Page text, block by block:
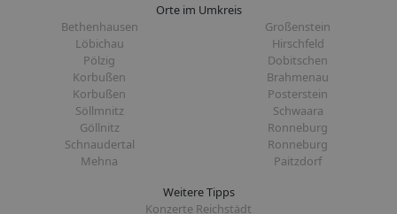
Orte im Umkreis
Bethenhausen
Großenstein
Löbichau
Hirschfeld
Pölzig
Dobitschen
Korbußen
Brahmenau
Korbußen
Posterstein
Söllmnitz
Schwaara
Göllnitz
Ronneburg
Schnaudertal
Ronneburg
Mehna
Paitzdorf
Weitere Tipps
Konzerte Reichstädt